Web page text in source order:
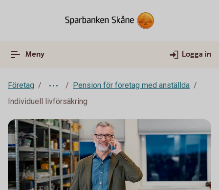
Meny Logga in
Företag
Pension för företag med anställda
Individuell livförsäkring